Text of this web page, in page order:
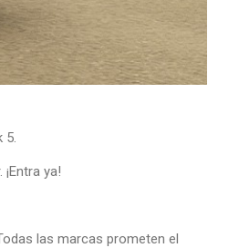
ya!
las marcas prometen el